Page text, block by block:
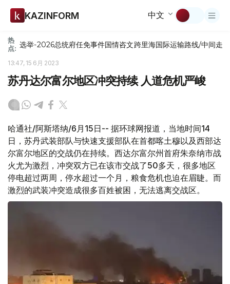
KAZINFORM 中文
热
点: 选举-2026总统府任免事件国情咨文跨里海国际运输路线/中间走廊
13:47, 15 6月 2023
苏丹达尔富尔地区冲突持续 人道危机严峻
哈通社/阿斯塔纳/6月15日-- 据环球网报道，当地时间14
日，苏丹武装部队与快速支援部队在首都喀土穆以及西部达
尔富尔地区的交战仍在持续。西达尔富尔州首府朱奈纳市战
火尤为激烈，冲突双方已在该市交战了50多天，很多地区
停电超过两周，停水超过一个月，粮食危机也迫在眉睫。而
激烈的武装冲突造成很多百姓被困，无法逃离交战区。